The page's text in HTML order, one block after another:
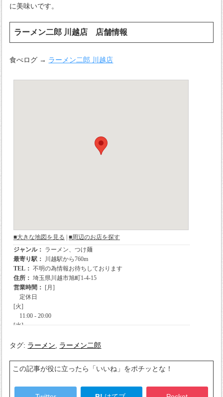
に美味いです。
ラーメン二郎 川越店 店舗情報
食べログ → ラーメン二郎 川越店
タグ: ラーメン ラーメン二郎
この記事が役に立ったら「いいね」をポチッとな！